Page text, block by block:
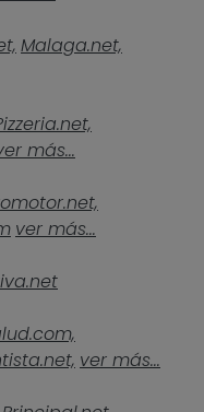
Malaga.net,
más...
ver más...
ver más...